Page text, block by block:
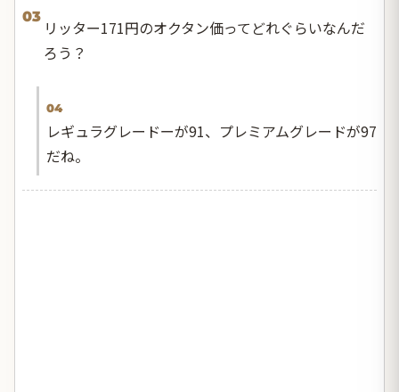
03
リッター171円のオクタン価ってどれぐらいなんだ
ろう？
04
レギュラグレードーが91、プレミアムグレードが97
だね。